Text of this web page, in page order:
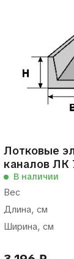
Лотковые
каналов ЛК
В наличии
Вес
Длина, см
Ширина, см